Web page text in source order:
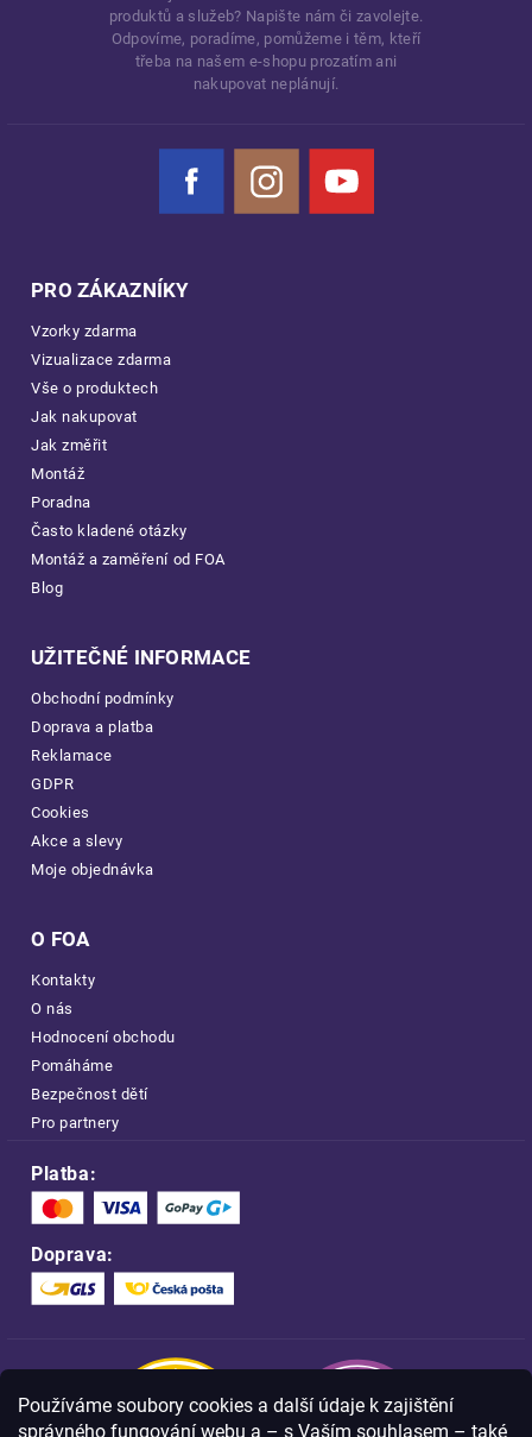
Používáme soubory cookies a další údaje k zajištění
správného fungování webu a – s Vaším souhlasem – také
produktů a služeb? Napište nám či zavolejte.
Odpovíme, poradíme, pomůžeme i těm, kteří
třeba na našem e-shopu prozatím ani
nakupovat neplánují.
Facebook Instagram YouTube
PRO ZÁKAZNÍKY
Vzorky zdarma
Vizualizace zdarma
Vše o produktech
Jak nakupovat
Jak změřit
Montáž
Poradna
Často kladené otázky
Montáž a zaměření od FOA
Blog
UŽITEČNÉ INFORMACE
Obchodní podmínky
Doprava a platba
Reklamace
GDPR
Cookies
Akce a slevy
Moje objednávka
O FOA
Kontakty
O nás
Hodnocení obchodu
Pomáháme
Bezpečnost dětí
Pro partnery
Platba:
Doprava: